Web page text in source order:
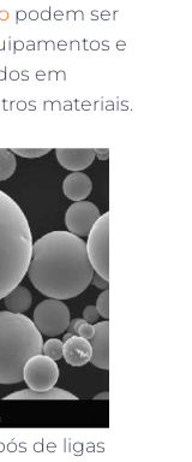
podem ser
e
em
materiais.
de ligas